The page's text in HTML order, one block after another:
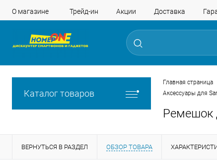
О магазине Трейд-ин Акции Доставка
Каталог товаров
Главная страница
Аксессуары для
Ремешок
ВЕРНУТЬСЯ В РАЗДЕЛ ОБЗОР ТОВАРА